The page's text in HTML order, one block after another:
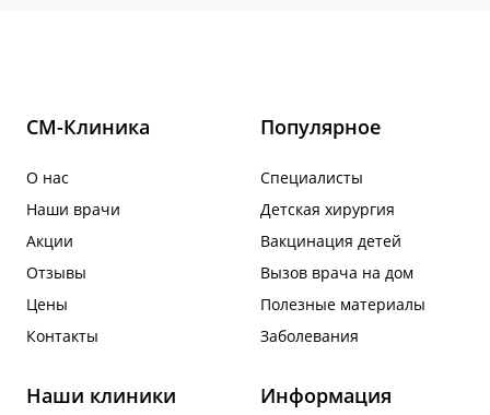
СМ-Клиника
О нас
Наши врачи
Акции
Отзывы
Цены
Контакты
Популярное
Специалисты
Детская хирургия
Вакцинация детей
Вызов врача на дом
Полезные материалы
Заболевания
Наши клиники Информация